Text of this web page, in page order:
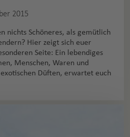
2015
nichts Schöneres, als gemütlich
Hier zeigt sich euer
Seite: Ein lebendiges
Menschen, Waren und
Düften, erwartet euch